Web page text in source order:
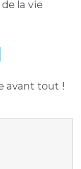
la vie
avant tout !